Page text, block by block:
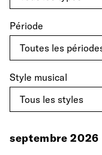
Période
Style musical
septembre 2026